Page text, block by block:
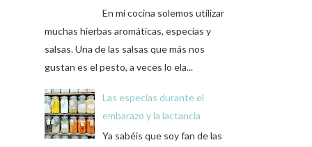
En mi cocina solemos utilizar
muchas hierbas aromáticas, especias y
salsas. Una de las salsas que más nos
gustan es el pesto, a veces lo ela...
Las especias durante el
embarazo y la lactancia
Ya sabéis que soy fan de las